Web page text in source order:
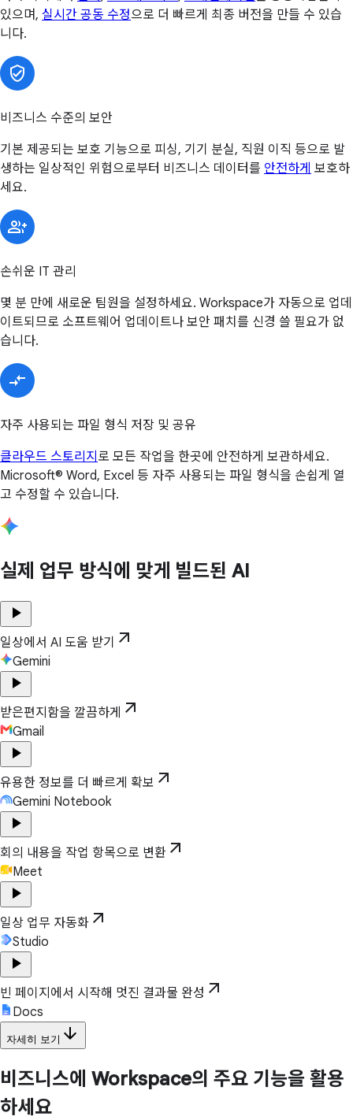
있으며, 실시간 공동 수정으로 더 빠르게 최종 버전을 만들 수 있습
니다.
비즈니스 수준의 보안
기본 제공되는 보호 기능으로 피싱, 기기 분실, 직원 이직 등으로 발
생하는 일상적인 위험으로부터 비즈니스 데이터를 안전하게 보호하
세요.
손쉬운 IT 관리
몇 분 만에 새로운 팀원을 설정하세요. Workspace가 자동으로 업데
이트되므로 소프트웨어 업데이트나 보안 패치를 신경 쓸 필요가 없
습니다.
자주 사용되는 파일 형식 저장 및 공유
클라우드 스토리지 로 모든 작업을 한곳에 안전하게 보관하세요.
Microsoft® Word, Excel 등 자주 사용되는 파일 형식을 손쉽게 열
고 수정할 수 있습니다.
실제 업무 방식에 맞게 빌드된 AI
play_arrow
일상에서 AI 도움 받기 arrow_outward
Gemini
play_arrow
받은편지함을 깔끔하게 arrow_outward
Gmail
play_arrow
유용한 정보를 더 빠르게 확보 arrow_outward
Gemini Notebook
play_arrow
회의 내용을 작업 항목으로 변환 arrow_outward
Meet
play_arrow
일상 업무 자동화 arrow_outward
Studio
play_arrow
빈 페이지에서 시작해 멋진 결과물 완성 arrow_outward
Docs
자세히 보기 arrow_downward
비즈니스에 Workspace의 주요 기능을 활용
하세요